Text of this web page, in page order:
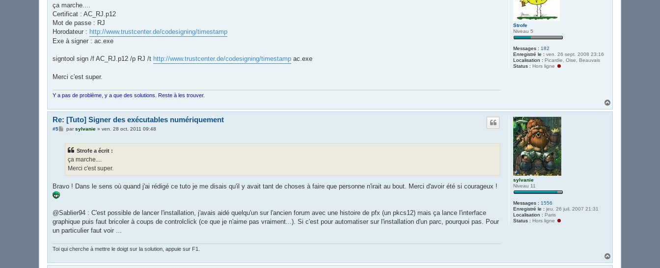
Strofe
Niveau 5
Messages : 182
Enregistré le : ven. 26 sept. 2008 23:16
Localisation : Picardie, Oise, Beauvais
Status : Hors ligne
g
ça marche....
Certificat : AC_RJ.p12
Mot de passe : RJ
Horodateur : http://www.trustcenter.de/codesigning/timestamp
Exe à signer : ac.exe
signtool sign /f AC_RJ.p12 /p RJ /t http://www.trustcenter.de/codesigning/timestamp ac.exe
Merci c'est super.
Y a pas de problème, y a que des solutions. Reste à les trouver.
a
sylvanie
Niveau 11
Messages : 1556
Enregistré le : jeu. 26 juil. 2007 21:31
Localisation : Paris
Status : Hors ligne
Re: [Tuto] Signer des exécutables numériquement
#5
Mparsylvanie» ven. 28 oct. 2011 09:48
Strofe a écrit :
ça marche....
Merci c'est super.
Bravo ! Dans le sens où quand j'ai rédigé ce tuto je me disais qu'il y avait tant de choses à faire que personne n'irait au bout. Merci d'avoir été si courageux !
@Sablier94 : C'est possible de lancer l'installation, j'avais aidé quelqu'un sur l'ancien forum avec une histoire de pfx (un pkcs12) mais ça lance l'interface
graphique puis faut bricoler à coups de controlclick (ce que je n'aime pas vraiment...). Si c'est pour automatiser sur l'installation d'un parc, pourquoi pas. Pour
un particulier faut voir ...
Toi qui cherche à mettre le doigt sur la solution, appuie sur F1.
a